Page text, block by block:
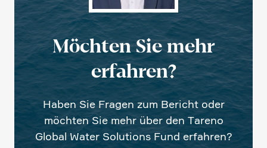
Möchten Sie mehr
erfahren?
Haben Sie Fragen zum Bericht oder
möchten Sie mehr über den Tareno
Global Water Solutions Fund erfahren?